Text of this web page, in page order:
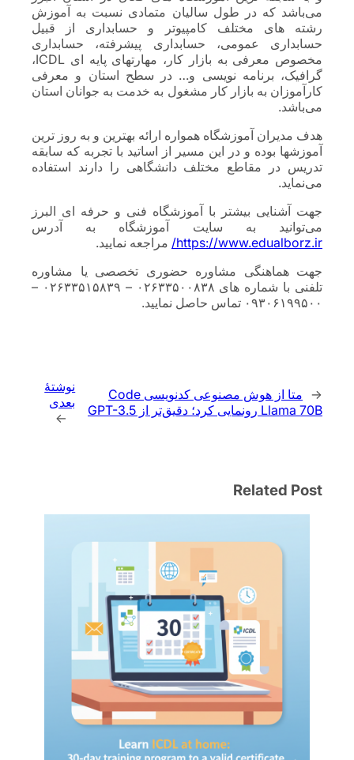
می‌باشد که در طول سالیان متمادی نسبت به آموزش
رشته های مختلف کامپیوتر و حسابداری از قبیل
حسابداری عمومی، حسابداری پیشرفته، حسابداری
مخصوص معرفی به بازار کار، مهارتهای پایه ای ICDL،
گرافیک، برنامه نویسی و… در سطح استان و معرفی
کارآموزان به بازار کار مشغول به خدمت به جوانان استان
می‌باشد.
هدف مدیران آموزشگاه همواره ارائه بهترین و به روز ترین
آموزشها بوده و در این مسیر از اساتید با تجربه که سابقه
تدریس در مقاطع مختلف دانشگاهی را دارند استفاده
می‌نماید.
جهت آشنایی بیشتر با آموزشگاه فنی و حرفه ای البرز
می‌توانید به سایت آموزشگاه به آدرس
https://www.edualborz.ir/ مراجعه نمایید.
جهت هماهنگی مشاوره حضوری تخصصی یا مشاوره
تلفنی با شماره های ۰۲۶۳۳۵۰۰۸۳۸ – ۰۲۶۳۳۵۱۵۸۳۹ –
۰۹۳۰۶۱۹۹۵۰۰ تماس حاصل نمایید.
←
متا از هوش مصنوعی کدنویسی Code
Llama 70B رونمایی کرد؛ دقیق‌تر از GPT-3.5
نوشتهٔ
بعدی
→
Related Post